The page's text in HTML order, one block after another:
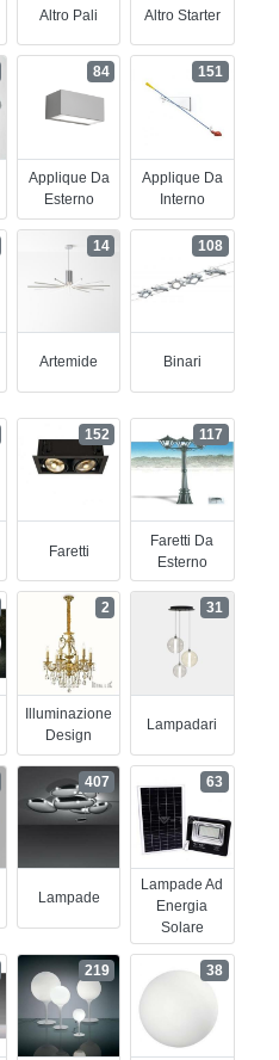
Altro Pali Altro Starter
Applique Da
Esterno
84
Applique Da
Interno
151
Artemide
14
Binari
108
Faretti
152
Faretti Da
Esterno
117
Illuminazione
Design
2
Lampadari
31
Lampade
407
Lampade Ad
Energia
Solare
63
219 38